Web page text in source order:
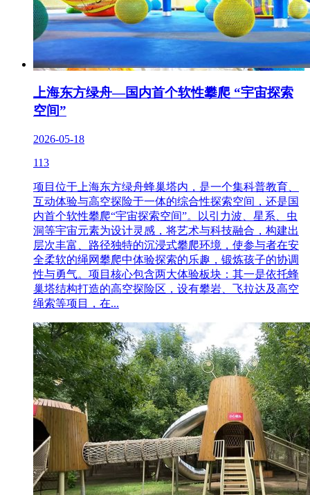
上海东方绿舟—国内首个软性攀爬 “宇宙探索
空间”
2026-05-18
113
项目位于上海东方绿舟蜂巢塔内，是一个集科普教育、
互动体验与高空探险于一体的综合性探索空间，还是国
内首个软性攀爬“宇宙探索空间”。以引力波、星系、虫
洞等宇宙元素为设计灵感，将艺术与科技融合，构建出
层次丰富、路径独特的沉浸式攀爬环境，使参与者在安
全柔软的绳网攀爬中体验探索的乐趣，锻炼孩子的协调
性与勇气。项目核心包含两大体验板块：其一是依托蜂
巢塔结构打造的高空探险区，设有攀岩、飞拉达及高空
绳索等项目，在...